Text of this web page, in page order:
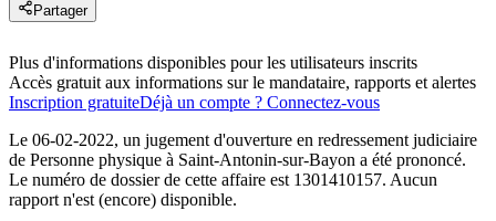
Partager
Plus d'informations disponibles pour les utilisateurs inscrits
Accès gratuit aux informations sur le mandataire, rapports et alertes
Inscription gratuiteDéjà un compte ? Connectez-vous
Le 06-02-2022, un jugement d'ouverture en redressement judiciaire
de Personne physique à Saint-Antonin-sur-Bayon a été prononcé.
Le numéro de dossier de cette affaire est 1301410157. Aucun
rapport n'est (encore) disponible.